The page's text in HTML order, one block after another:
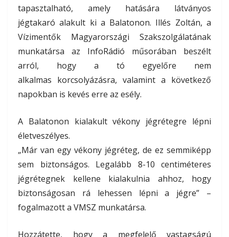
tapasztalható, amely hatására látványos
jégtakaró alakult ki a Balatonon. Illés Zoltán, a
Vízimentők Magyarországi Szakszolgálatának
munkatársa az InfoRádió műsorában beszélt
arról, hogy a tó egyelőre nem
alkalmas korcsolyázásra, valamint a következő
napokban is kevés erre az esély.
A Balatonon kialakult vékony jégrétegre lépni
életveszélyes.
„Már van egy vékony jégréteg, de ez semmiképp
sem biztonságos. Legalább 8-10 centiméteres
jégrétegnek kellene kialakulnia ahhoz, hogy
biztonságosan rá lehessen lépni a jégre” –
fogalmazott a VMSZ munkatársa.
Hozzátette, hogy a megfelelő vastagságú